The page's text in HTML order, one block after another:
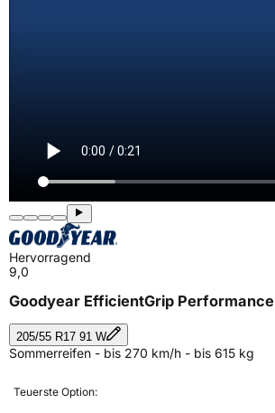
Hervorragend
9,0
Goodyear EfficientGrip Performance
205/55 R17 91 W
Sommerreifen - bis 270 km/h - bis 615 kg
Teuerste Option: